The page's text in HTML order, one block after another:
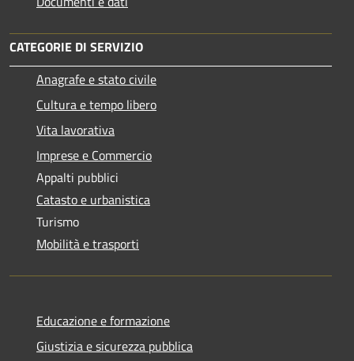
CATEGORIE DI SERVIZIO
Anagrafe e stato civile
Cultura e tempo libero
Vita lavorativa
Imprese e Commercio
Appalti pubblici
Catasto e urbanistica
Turismo
Mobilità e trasporti
Educazione e formazione
Giustizia e sicurezza pubblica